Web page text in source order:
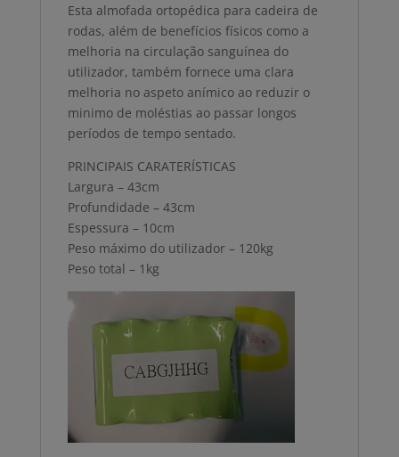
Esta almofada ortopédica para cadeira de
rodas, além de benefícios físicos como a
melhoria na circulação sanguínea do
utilizador, também fornece uma clara
melhoria no aspeto anímico ao reduzir o
minimo de moléstias ao passar longos
períodos de tempo sentado.
PRINCIPAIS CARATERÍSTICAS
Largura – 43cm
Profundidade – 43cm
Espessura – 10cm
Peso máximo do utilizador – 120kg
Peso total – 1kg